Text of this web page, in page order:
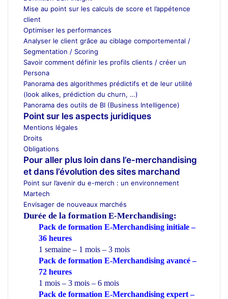
Mise au point sur les calculs de score et l’appétence
client
Optimiser les performances
Analyser le client grâce au ciblage comportemental /
Segmentation / Scoring
Savoir comment définir les profils clients / créer un
Persona
Panorama des algorithmes prédictifs et de leur utilité
(look alikes, prédiction du churn, …)
Panorama des outils de BI (Business Intelligence)
Point sur les aspects juridiques
Mentions légales
Droits
Obligations
Pour aller plus loin dans l’e-merchandising
et dans l’évolution des sites marchand
Point sur l’avenir du e-merch : un environnement
Martech
Envisager de nouveaux marchés
Durée de la formationE-Merchandising:
Pack de formation E-Merchandising initiale –
36 heures
1 semaine – 1 mois – 3 mois
Pack de formation E-Merchandising avancé –
72 heures
1 mois – 3 mois – 6 mois
Pack de formation E-Merchandising expert –